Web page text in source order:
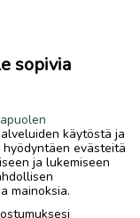
saariselans
sopivia
käytöstä ja
evästeitä
ja lukemiseen
mainoksia.